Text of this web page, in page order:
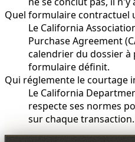
Quel formulaire contractuel
Le California
Purchase Agreement
calendrier du dossier à
formulaire définit.
Qui réglemente le courtage
Le California
respecte ses normes
sur chaque transaction.